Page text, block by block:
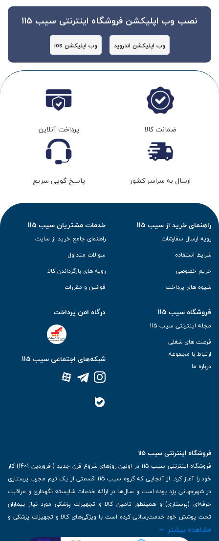
نصب وب اپلیکشن فروشگاه اینترنتی سیب 115
وب اپلیکشن اندروید وب اپلیکشن ios
ضمانت کالا پرداخت آنلاین
ارسال به سراسر کشور پاسخ گویی سریع
راهنمای خرید از سیب 115
رویه ارسال سفارشات
شرایط استفاده
حریم خصوصی
شیوه های پرداخت
خدمات مشتریان سیب 115
راهنمای جامع خرید از سایت
سوالات متداول
رویه های بازگرداندن کالا
قوانین و مقررات
فروشگاه سیب 115
مجله اینترنتی سیب 115
فرصت های شغلی
ارتباط با مجموعه
درباره ما
درگاه امن پرداخت
شبکه‌های اجتماعی سیب 115
فروشگاه اینترنتی سیب 115
فروشگاه اینترنتی سیب 115 در اولین روزهای شروع قرن جدید ( فروردین 1401) کار
خود را آغاز کرد. از آنجایی که گروه سیب 115 قسمتی از یک تیم مجرب پرستاری
در شهرجهانی یزد بوده است و سال‌ها در ارائه خدمات شایسته نگهداری و مراقبت
حرفه‌ای (پرستاری) و همینطور تامین کالا و تجهیزات پزشکی مورد نیاز بیماران
تحت پوشش خود خدمت‌رسانی کرده است با ویژگی‌های کالا و تجهیزات پزشکی و
برترین برندهای موجود در بازار اطلاعات بسیار ارزشمندی را دارا می‌باشد
مشاهده بیشتر